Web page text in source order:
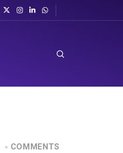
COMMENTS